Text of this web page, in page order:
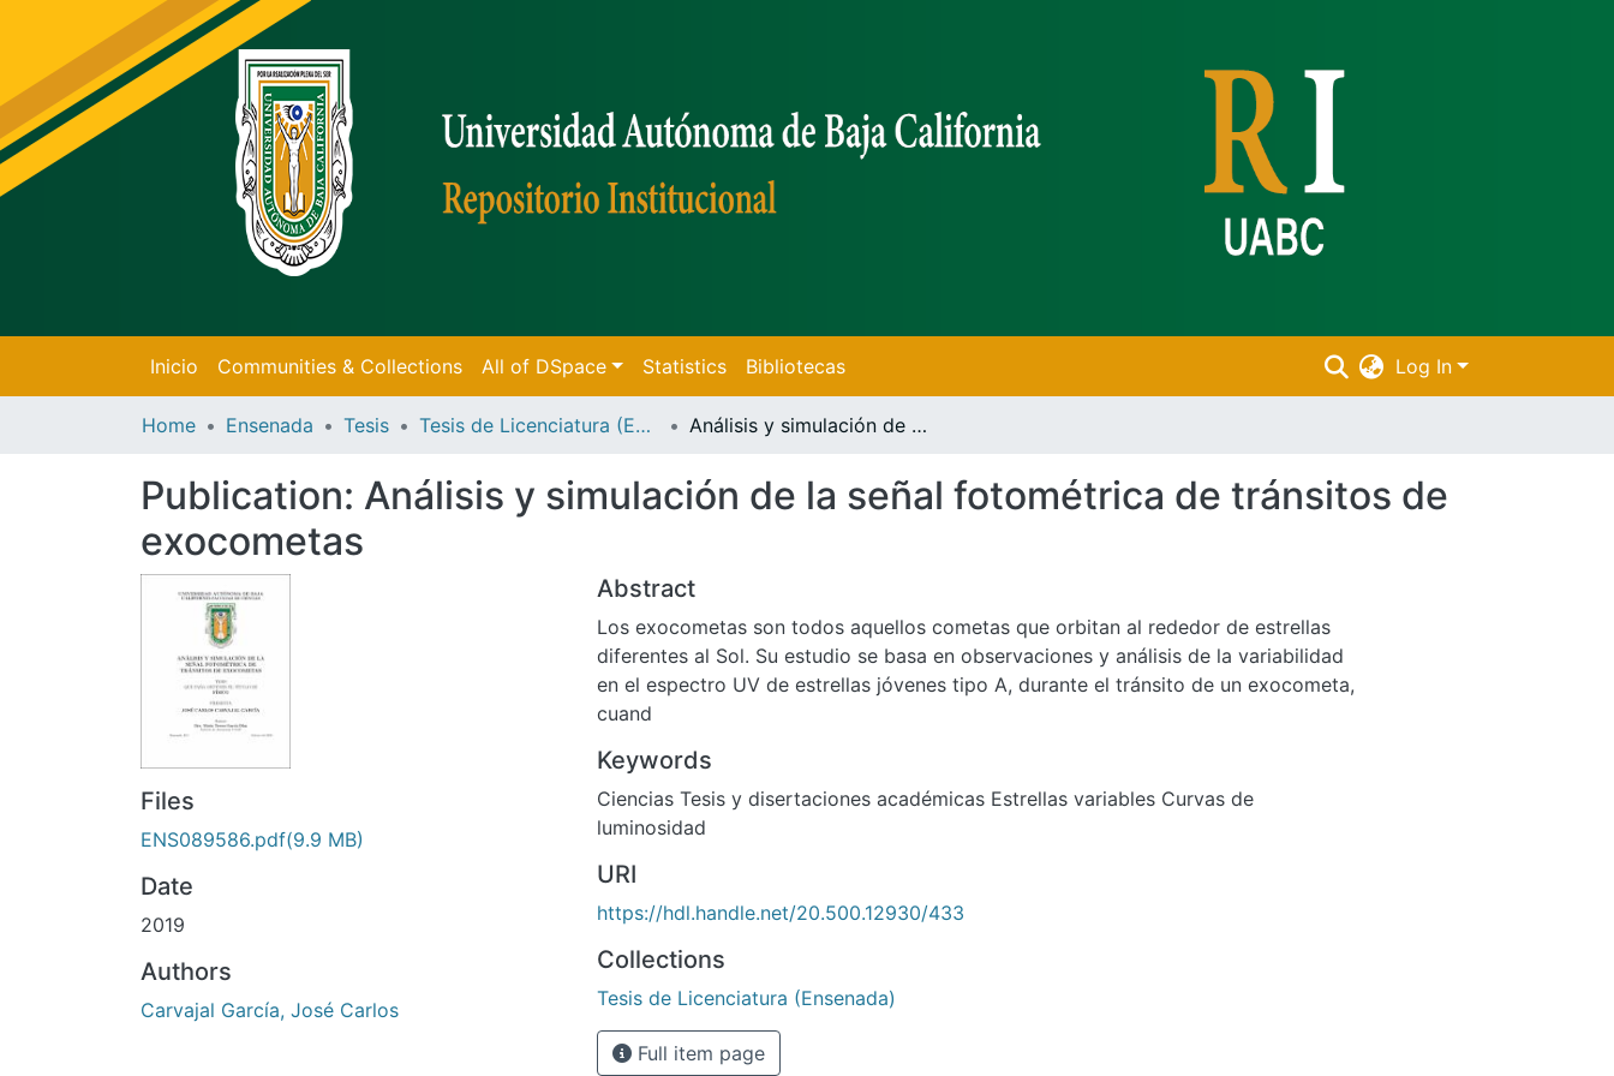
Inicio Communities & Collections All of DSpace Statistics Bibliotecas Log In
Home Ensenada Tesis Tesis de Licenciatura (Ensenada) Análisis y simulación de la señal fotométrica de tránsitos de exocometas
Publication: Análisis y simulación de la señal fotométrica de tránsitos de
exocometas
Files
ENS089586.pdf(9.9 MB)
Date
2019
Authors
Carvajal García, José Carlos
Abstract
Los exocometas son todos aquellos cometas que orbitan al rededor de estrellas
diferentes al Sol. Su estudio se basa en observaciones y análisis de la variabilidad
en el espectro UV de estrellas jóvenes tipo A, durante el tránsito de un exocometa,
cuand
Keywords
Ciencias Tesis y disertaciones académicas Estrellas variables Curvas de
luminosidad
URI
https://hdl.handle.net/20.500.12930/433
Collections
Tesis de Licenciatura (Ensenada)
Full item page